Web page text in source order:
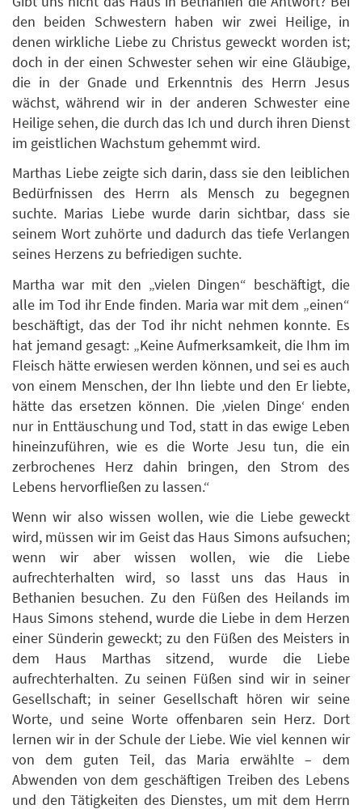
den beiden Schwestern haben wir zwei Heilige, in
denen wirkliche Liebe zu Christus geweckt worden ist;
doch in der einen Schwester sehen wir eine Gläubige,
die in der Gnade und Erkenntnis des Herrn Jesus
wächst, während wir in der anderen Schwester eine
Heilige sehen, die durch das Ich und durch ihren Dienst
im geistlichen Wachstum gehemmt wird.
Marthas Liebe zeigte sich darin, dass sie den leiblichen
Bedürfnissen des Herrn als Mensch zu begegnen
suchte. Marias Liebe wurde darin sichtbar, dass sie
seinem Wort zuhörte und dadurch das tiefe Verlangen
seines Herzens zu befriedigen suchte.
Martha war mit den „vielen Dingen“ beschäftigt, die
alle im Tod ihr Ende finden. Maria war mit dem „einen“
beschäftigt, das der Tod ihr nicht nehmen konnte. Es
hat jemand gesagt: „Keine Aufmerksamkeit, die Ihm im
Fleisch hätte erwiesen werden können, und sei es auch
von einem Menschen, der Ihn liebte und den Er liebte,
hätte das ersetzen können. Die ‚vielen Dinge‘ enden
nur in Enttäuschung und Tod, statt in das ewige Leben
hineinzuführen, wie es die Worte Jesu tun, die ein
zerbrochenes Herz dahin bringen, den Strom des
Lebens hervorfließen zu lassen.“
Wenn wir also wissen wollen, wie die Liebe geweckt
wird, müssen wir im Geist das Haus Simons aufsuchen;
wenn wir aber wissen wollen, wie die Liebe
aufrechterhalten wird, so lasst uns das Haus in
Bethanien besuchen. Zu den Füßen des Heilands im
Haus Simons stehend, wurde die Liebe in dem Herzen
einer Sünderin geweckt; zu den Füßen des Meisters in
dem Haus Marthas sitzend, wurde die Liebe
aufrechterhalten. Zu seinen Füßen sind wir in seiner
Gesellschaft; in seiner Gesellschaft hören wir seine
Worte, und seine Worte offenbaren sein Herz. Dort
lernen wir in der Schule der Liebe. Wie viel kennen wir
von dem guten Teil, das Maria erwählte – dem
Abwenden von dem geschäftigen Treiben des Lebens
und den Tätigkeiten des Dienstes, um mit dem Herrn